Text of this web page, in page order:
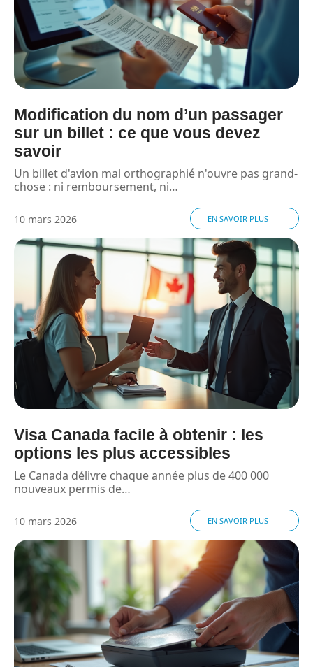
Modification du nom d’un passager
sur un billet : ce que vous devez
savoir
Un billet d'avion mal orthographié n'ouvre pas grand-
chose : ni remboursement, ni…
10 mars 2026 EN SAVOIR PLUS
Visa Canada facile à obtenir : les
options les plus accessibles
Le Canada délivre chaque année plus de 400 000
nouveaux permis de…
10 mars 2026 EN SAVOIR PLUS